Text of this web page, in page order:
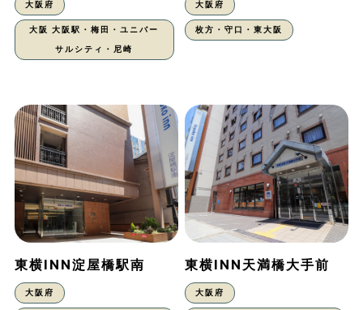
大阪府
大阪 大阪駅・梅田・ユニバー
サルシティ・尼崎
大阪府
枚方・守口・東大阪
東横INN淀屋橋駅南
大阪府
東横INN天満橋大手前
大阪府